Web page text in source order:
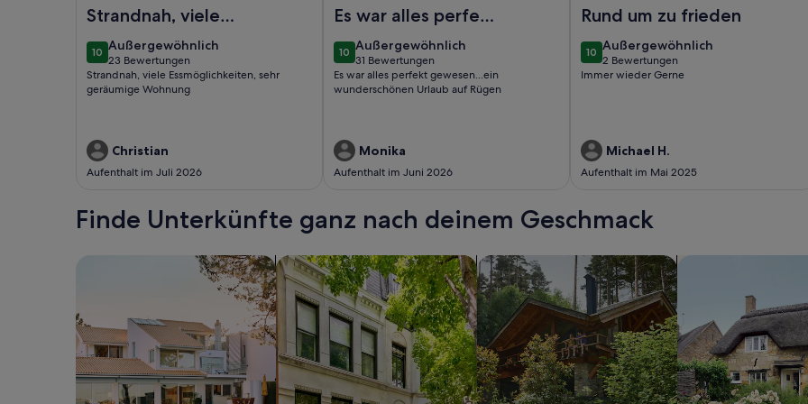
Strandnah, viele
Essmöglichkeiten,
sehr geräumige
Wohnung
1010 von 10
Außergewöhnlich
außergewöhnlich
23 Bewertungen
(23
bewertungen)
Strandnah, viele Essmöglichkeiten, sehr
geräumige Wohnung
Christian
Aufenthalt im Juli 2026
Es war alles perfekt
gewesen...ein
wunderschönen
Urlaub auf Rügen
1010 von 10
Außergewöhnlich
außergewöhnlich
31 Bewertungen
(31
bewertungen)
Es war alles perfekt gewesen...ein
wunderschönen Urlaub auf Rügen
Monika
Aufenthalt im Juni 2026
Rund um zu frieden
1010 von 10
Außergewöhnlich
außergewöhnlich
2 Bewertungen
(2
Immer wieder Gerne
Michael H.
Aufenthalt im Mai 2025
Finde Unterkünfte ganz nach deinem Geschmack
Suche nach Ferienhäusern Suche nach Ferienwohnungen oder Apartments
Suche nach Ferienhütten Suche nach